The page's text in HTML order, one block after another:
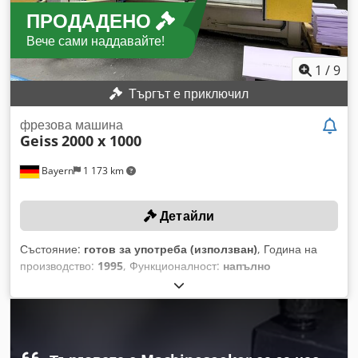
ПРОДАДЕНО
Вече сами наддавайте!
1 /9
Търгът е приключил
Bayern 1 173 km
фрезова машина
Geiss2000 x 1000
Детайли
Състояние: готов за употреба (използван), Година на
производство: 1995, Функционалност: напълно
, номер на машина/превозно средство:
9520190, разстояние на движение по ост X:2 000 мм, ход
, максимална
, общо тегло: 3 300 кг
През юли 2025 г. за 24 000 € бяха подменени